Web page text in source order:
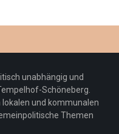
23. Juli 2026
Summer Sale und
19. Juli 2026– Neue EU-
14. Juni
unabhängig und
Schöneberg.
und kommunalen
Themen